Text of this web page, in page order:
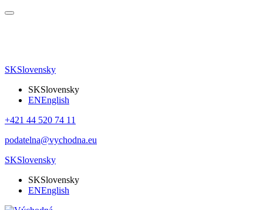
SKSlovensky
SKSlovensky
ENEnglish
+421 44 520 74 11
podatelna@vychodna.eu
SKSlovensky
SKSlovensky
ENEnglish